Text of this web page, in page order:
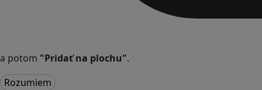
a potom "Pridať na plochu".
Rozumiem